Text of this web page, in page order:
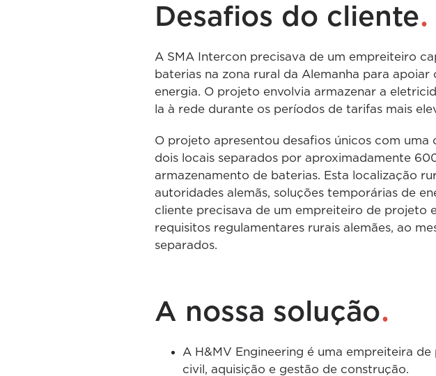
Desafios do cliente.
A SMA Intercon precisava de um empreiteiro
baterias na zona rural da Alemanha para
energia. O projeto envolvia armazenar a
la à rede durante os períodos de tarifas mais
O projeto apresentou desafios únicos com
dois locais separados por aproximadamente
armazenamento de baterias. Esta localização
autoridades alemãs, soluções temporárias de
cliente precisava de um empreiteiro de projeto
requisitos regulamentares rurais alemães, ao
separados.
A nossa solução.
A H&MV Engineering é uma empreiteira
civil, aquisição e gestão de construção.